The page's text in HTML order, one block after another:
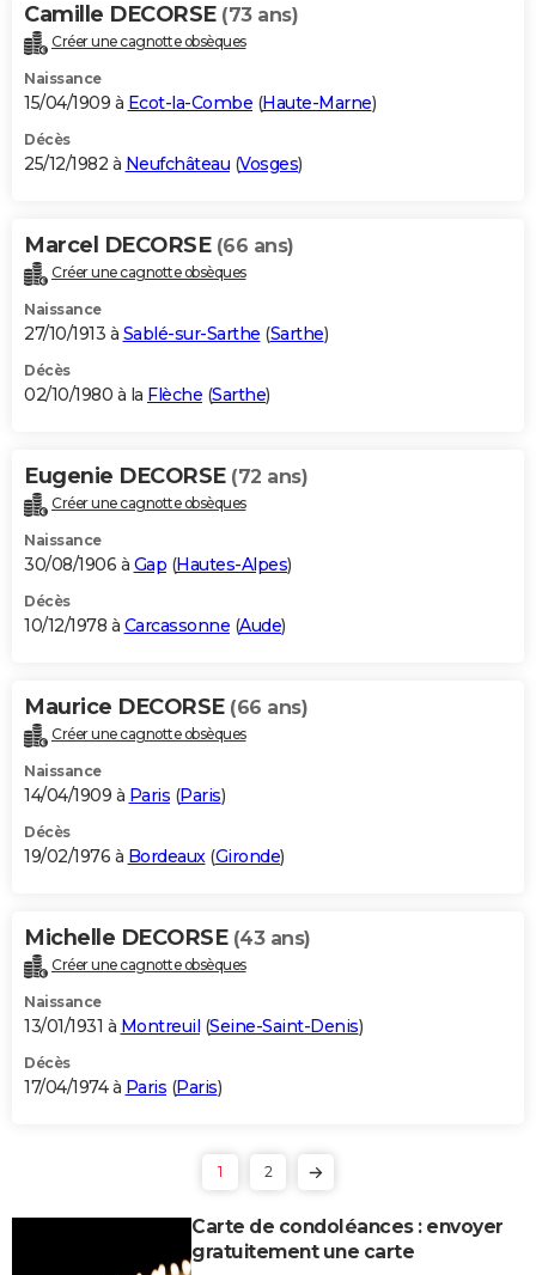
Camille DECORSE (73 ans)
Créer une cagnotte obsèques
Naissance
15/04/1909 à Ecot-la-Combe (Haute-Marne)
Décès
25/12/1982 à Neufchâteau (Vosges)
Marcel DECORSE (66 ans)
Créer une cagnotte obsèques
Naissance
27/10/1913 à Sablé-sur-Sarthe (Sarthe)
Décès
02/10/1980 à la Flèche (Sarthe)
Eugenie DECORSE (72 ans)
Créer une cagnotte obsèques
Naissance
30/08/1906 à Gap (Hautes-Alpes)
Décès
10/12/1978 à Carcassonne (Aude)
Maurice DECORSE (66 ans)
Créer une cagnotte obsèques
Naissance
14/04/1909 à Paris (Paris)
Décès
19/02/1976 à Bordeaux(Gironde)
Michelle DECORSE (43 ans)
Créer une cagnotte obsèques
Naissance
13/01/1931 à Montreuil (Seine-Saint-Denis)
Décès
17/04/1974 à Paris (Paris)
1 2
Carte de condoléances : envoyer
gratuitement une carte